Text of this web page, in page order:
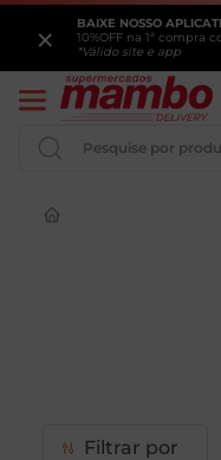
BAIXE NOSSO
10%OFF na 1ª compra
*Válido site e app
×
Pesquise por
Filtrar